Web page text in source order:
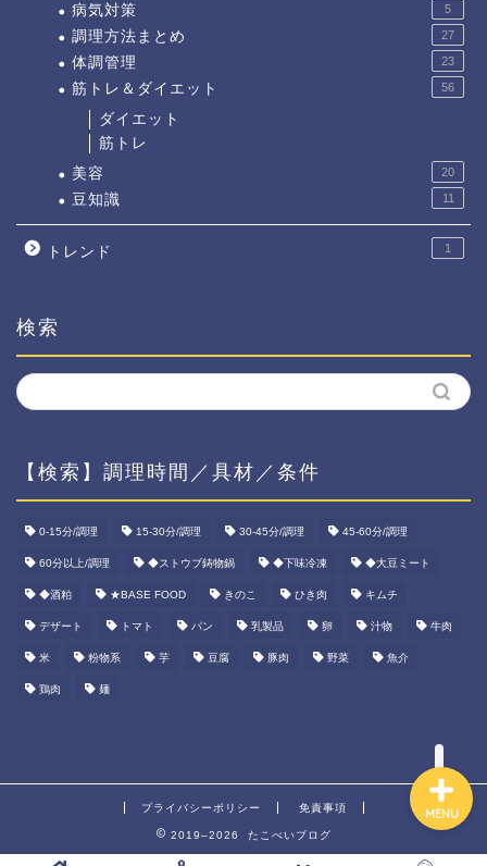
病気対策 5
調理方法まとめ 27
体調管理 23
筋トレ＆ダイエット 56
ダイエット
筋トレ
美容
20
豆知識 11
トレンド 1
検索
【検索】調理時間／具材／条件
0-15分/調理 15-30分/調理 30-45分/調理 45-60分/調理
60分以上/調理 ◆ストウブ鋳物鍋 ◆下味冷凍 ◆大豆ミート
◆酒粕 ★BASE FOOD きのこ ひき肉 キムチ
デザート トマト パン 乳製品 卵 汁物 牛肉
米 粉物系 芋 豆腐 豚肉 野菜 魚介
鶏肉 麺
プライバシーポリシー 免責事項
2019–2026 たこべいブログ
MENU
ホーム
資産運用
ダイエット